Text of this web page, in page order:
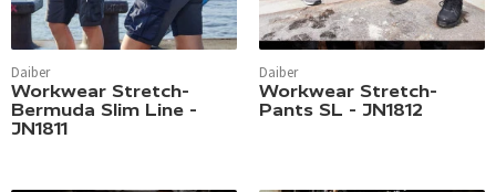
Daiber
Workwear Stretch-
Bermuda Slim Line -
JN1811
Daiber
Workwear Stretch-
Pants SL - JN1812